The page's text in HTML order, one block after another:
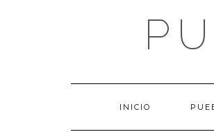
INICIO